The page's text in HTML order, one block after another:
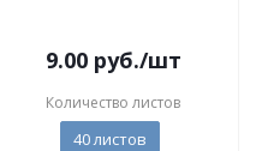
9.00руб./шт
Количество листов
40 листов